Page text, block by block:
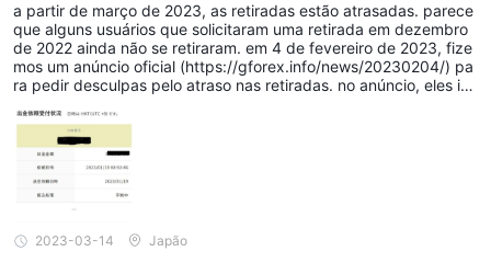
fornecer aos comerciantes uma experiência comercial
diversificada e gratificante.
Como abrir uma conta?
abrir uma conta com GEMFOREX , você pode seguir um
processo simples e direto.
em primeiro lugar, visite o oficial GEMFOREX site e navegue até
a seção de abertura de conta.
a partir de março de 2023, as retiradas estão atrasadas. parece
que alguns usuários que solicitaram uma retirada em dezembro
de 2022 ainda não se retiraram. em 4 de fevereiro de 2023, fize
mos um anúncio oficial (https://gforex.info/news/20230204/) pa
ra pedir desculpas pelo atraso nas retiradas. no anúncio, eles ins
mas mesmo em março os atrasos nos saques continuaram a pior
ar, e algumas pessoas que solicitaram saques estão esperando
há mais de um mês. esta empresa costumava ser famosa por se
u bônus de 100% e era uma empresa popular que ganhou o prê
mio de melhor corretora. é diferente agora. depois de depositar,
há uma grande probabilidade de que o dinheiro não seja sacado
imediatamente, mesmo que você solicite uma retirada. mesmo q
ue eu pergunte quando o dinheiro será sacado, estou aqui. Obri
2023-03-14 Japão